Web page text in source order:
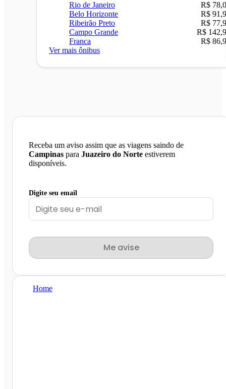
Rio de Janeiro
R$
Belo Horizonte
R$
Ribeirão Preto
R$
Campo Grande
R$
Franca
R$
Ver mais ônibus
Receba um aviso assim que as viagens saindo de
Campinas para Juazeiro do Norte estiverem
disponíveis.
Digite seu email
Me avise
Home